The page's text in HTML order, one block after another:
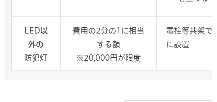
LED以
外の
防犯灯
費用の2分の1に相当
する額
※20,000円が限度
電柱等共架で
に設置